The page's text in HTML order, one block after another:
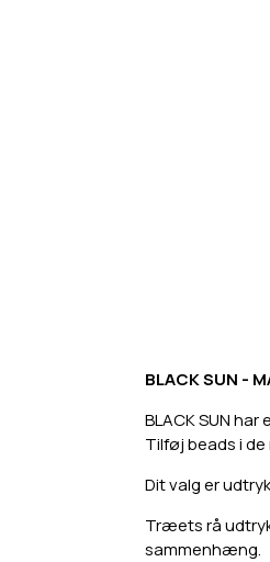
BLACK SUN -
BLACK SUN
Tilføj beads i
Dit valg er
Træets rå
sammenhæng.